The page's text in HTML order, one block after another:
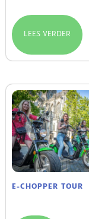
LEES VERDER
E-CHOPPER TOUR